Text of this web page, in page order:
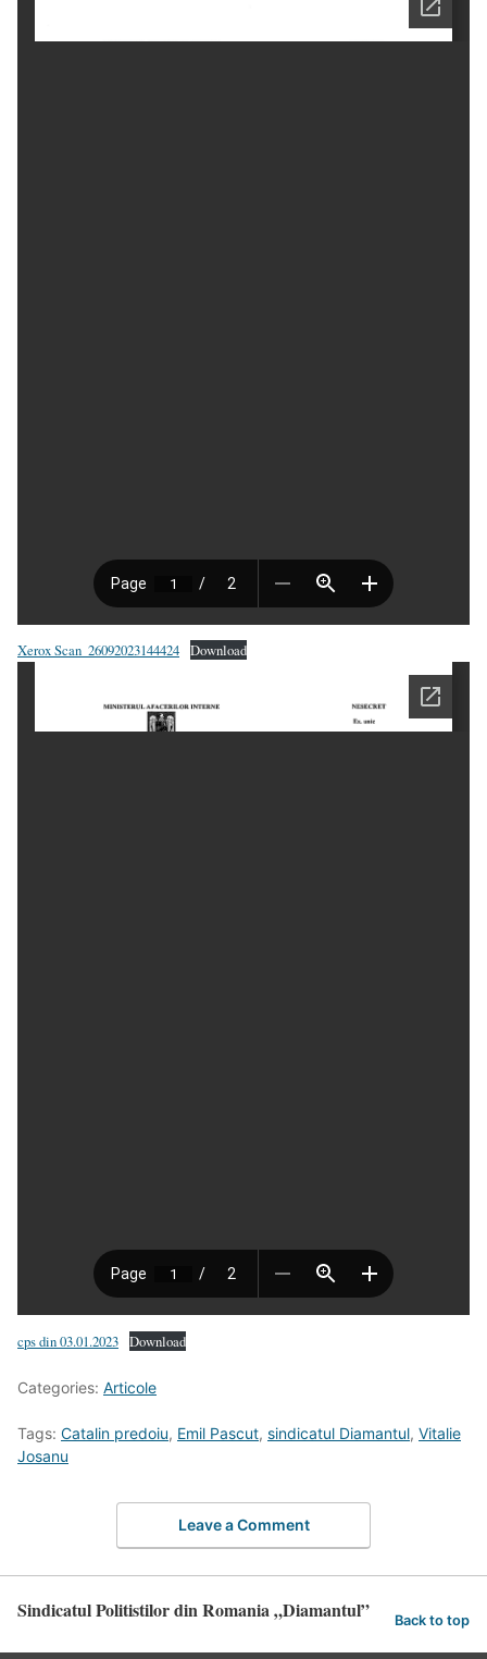
Xerox Scan_26092023144424 Download
cps din 03.01.2023 Download
Categories: Articole
Tags: Catalin predoiu, Emil Pascut, sindicatul Diamantul, Vitalie
Josanu
Leave a Comment
Sindicatul Politistilor din Romania „Diamantul” Back to top